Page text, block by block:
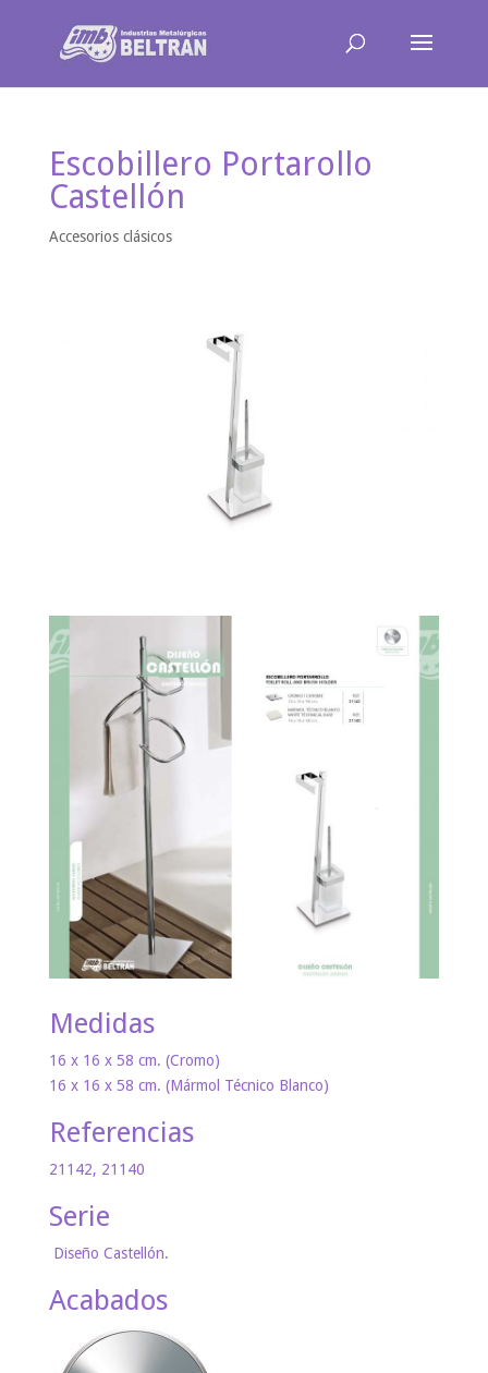
Escobillero Portarollo
Castellón
Accesorios clásicos
Medidas
16 x 16 x 58 cm. (Cromo)
16 x 16 x 58 cm. (Mármol Técnico Blanco)
Referencias
21142, 21140
Serie
Diseño Castellón.
Acabados